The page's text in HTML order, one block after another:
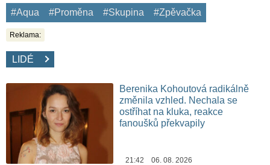
#Aqua #Proměna #Skupina #Zpěvačka
Reklama:
LIDÉ
Berenika Kohoutová radikálně
změnila vzhled. Nechala se
ostříhat na kluka, reakce
fanoušků překvapily
21:42 06. 08. 2026